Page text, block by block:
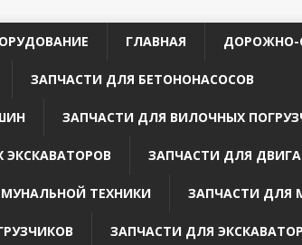
ГЛАВНАЯ ДОРОЖНО-
ЗАПЧАСТИ ДЛЯ БЕТОНОНАСОСОВ
ЗАПЧАСТИ ДЛЯ ВИЛОЧНЫХ
ЭКСКАВАТОРОВ ЗАПЧАСТИ ДЛЯ
ТЕХНИКИ ЗАПЧАСТИ ДЛЯ
ЗАПЧАСТИ ДЛЯ